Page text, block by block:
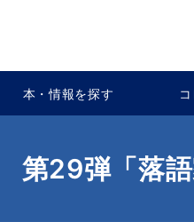
本・情報を探す
第29弾「落